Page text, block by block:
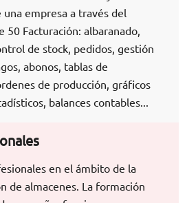
una empresa a través del
50 Facturación: albaranado,
de stock, pedidos, gestión
abonos, tablas de
de producción, gráficos
balances contables...
en el ámbito de la
de almacenes. La formación